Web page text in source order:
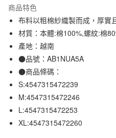
信用卡分期付款
3 期 0 利率 每期NT$157
合作金庫商業銀行
華南商業銀行
上海商業儲蓄銀行
臺灣中小企業銀行
匯豐（台灣）商業銀行
聯邦商業銀行
元大商業銀行
超商取貨付款
LINE Pay
Apple Pay
街口支付
悠遊付
商品特色
布料以粗棉紗織製而成，厚實
材質：本體:棉100%,螺紋:棉
產地：越南
●品號：AB1NUA5A
●商品條碼：
S:4547315472239
M:4547315472246
L:4547315472253
XL:4547315472260